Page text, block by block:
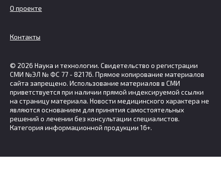
О проекте
Контакты
© 2026 Наука и технологии. Свидетельство о регистрации
СМИ №ЭЛ № ФС 77 - 82176. Прямое копирование материалов
сайта запрещено. Использование материалов в СМИ
приветствуется при наличии прямой индексируемой ссылки
на страницу материала. Новости медицинского характера не
являются основанием для принятия самостоятельных
решений о лечении без консультации специалистов.
Категория информационной продукции 16+.